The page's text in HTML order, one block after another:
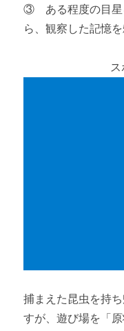
③ ある程度の目星
ら、観察した記憶
ス
捕まえた昆虫を持
すが、遊び場を「